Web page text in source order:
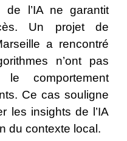
de l’IA ne garantit
Un projet de
a rencontré
n’ont pas
le comportement
Ce cas souligne
les insights de l’IA
du contexte local.